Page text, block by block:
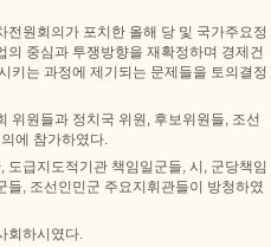
원회의가 포치한 올해 당 및 국가주요정
중심과 투쟁방향을 재확정하며 경제건
키는 과정에 제기되는 문제들을 토의결정
위원들과 정치국 위원, 후보위원들, 조선
에 참가하였다.
급지도적기관 책임일군들, 시, 군당책임
, 조선인민군 주요지휘관들이 방청하였
회하시였다.